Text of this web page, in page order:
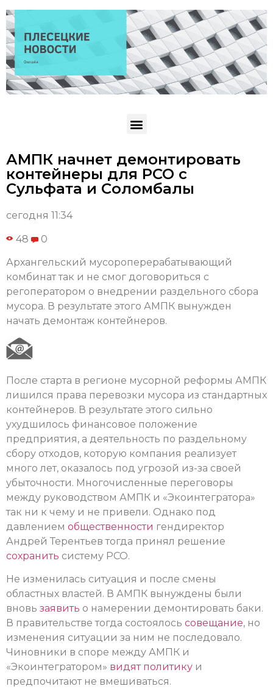
АМПК начнет демонтировать
контейнеры для РСО с
Сульфата и Соломбалы
сегодня 11:34
48 0
Архангельский мусороперерабатывающий
комбинат так и не смог договориться с
регоператором о внедрении раздельного сбора
мусора. В результате этого АМПК вынужден
начать демонтаж контейнеров.
После старта в регионе мусорной реформы АМПК
лишился права перевозки мусора из стандартных
контейнеров. В результате этого сильно
ухудшилось финансовое положение
предприятия, а деятельность по раздельному
сбору отходов, которую компания реализует
много лет, оказалось под угрозой из-за своей
убыточности. Многочисленные переговоры
между руководством АМПК и «Экоинтегратора»
так ни к чему и не привели. Однако под
давлением общественности гендиректор
Андрей Терентьев тогда принял решение
сохранить систему РСО.
Не изменилась ситуация и после смены
областных властей. В АМПК вынуждены были
вновь заявить о намерении демонтировать баки.
В правительстве тогда состоялось совещание, но
изменения ситуации за ним не последовало.
Чиновники в споре между АМПК и
«Экоинтегратором» видят политику и
предпочитают не вмешиваться.